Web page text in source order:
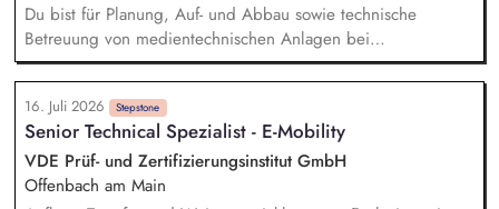
Du bist für Planung, Auf- und Abbau sowie technische
Betreuung von medientechnischen Anlagen bei
Veranstaltungen verantwortlich. Die Annahme von
haustechnischen Störungen via Telefon, E-Mail und MS-Teams
im Konzern zählt zu deinen Aufgaben. Bei der Pflege der
technischen Daten ins CAFM-System verlassen wir uns auf
dich. Auch bei der Installation, Reparatur und Wartung an
elektro- und haustechnischen Anlagen in den
16. Juli 2026 Stepstone
Senior Technical Spezialist - E-Mobility
VDE Prüf- und Zertifizierungsinstitut GmbH
Offenbach am Main